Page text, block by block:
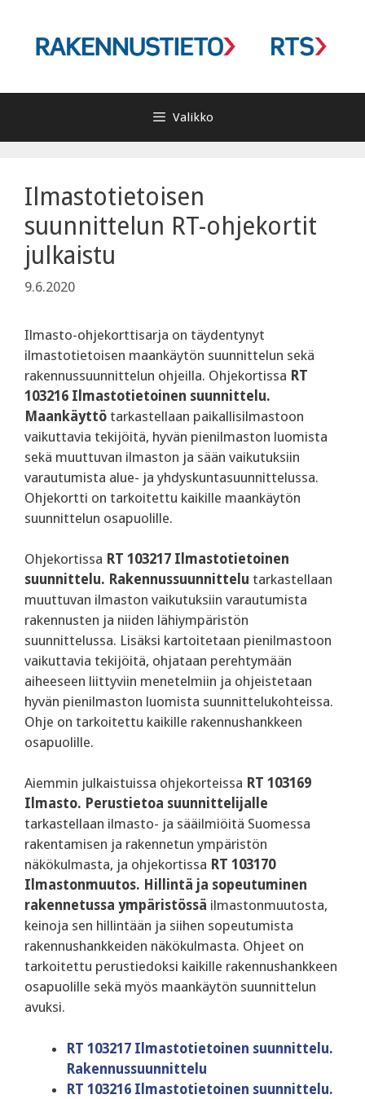
Valikko
Ilmastotietoisen
suunnittelun RT-ohjekortit
julkaistu
9.6.2020
Ilmasto-ohjekorttisarja on täydentynyt
ilmastotietoisen maankäytön suunnittelun sekä
rakennussuunnittelun ohjeilla. Ohjekortissa RT
103216 Ilmastotietoinen suunnittelu.
Maankäyttö tarkastellaan paikallisilmastoon
vaikuttavia tekijöitä, hyvän pienilmaston luomista
sekä muuttuvan ilmaston ja sään vaikutuksiin
varautumista alue- ja yhdyskuntasuunnittelussa.
Ohjekortti on tarkoitettu kaikille maankäytön
suunnittelun osapuolille.
Ohjekortissa RT 103217 Ilmastotietoinen
suunnittelu. Rakennussuunnittelu tarkastellaan
muuttuvan ilmaston vaikutuksiin varautumista
rakennusten ja niiden lähiympäristön
suunnittelussa. Lisäksi kartoitetaan pienilmastoon
vaikuttavia tekijöitä, ohjataan perehtymään
aiheeseen liittyviin menetelmiin ja ohjeistetaan
hyvän pienilmaston luomista suunnittelukohteissa.
Ohje on tarkoitettu kaikille rakennushankkeen
osapuolille.
Aiemmin julkaistuissa ohjekorteissa RT 103169
Ilmasto. Perustietoa suunnittelijalle
tarkastellaan ilmasto- ja sääilmiöitä Suomessa
rakentamisen ja rakennetun ympäristön
näkökulmasta, ja ohjekortissa RT 103170
Ilmastonmuutos. Hillintä ja sopeutuminen
rakennetussa ympäristössä ilmastonmuutosta,
keinoja sen hillintään ja siihen sopeutumista
rakennushankkeiden näkökulmasta. Ohjeet on
tarkoitettu perustiedoksi kaikille rakennushankkeen
osapuolille sekä myös maankäytön suunnittelun
avuksi.
RT 103217 Ilmastotietoinen suunnittelu.
Rakennussuunnittelu
RT 103216 Ilmastotietoinen suunnittelu.